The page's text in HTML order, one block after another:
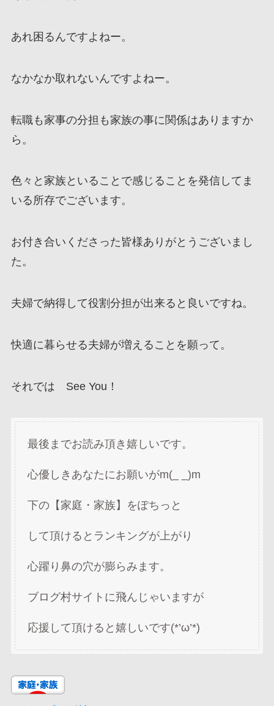
あれ困るんですよねー。
なかなか取れないんですよねー。
転職も家事の分担も家族の事に関係はありますか
ら。
色々と家族といることで感じることを発信してま
いる所存でございます。
お付き合いくださった皆様ありがとうございまし
た。
夫婦で納得して役割分担が出来ると良いですね。
快適に暮らせる夫婦が増えることを願って。
それでは See You！
最後までお読み頂き嬉しいです。
心優しきあなたにお願いがm(_ _)m
下の【家庭・家族】をぽちっと
して頂けるとランキングが上がり
心躍り鼻の穴が膨らみます。
ブログ村サイトに飛んじゃいますが
応援して頂けると嬉しいです(*’ω’*)